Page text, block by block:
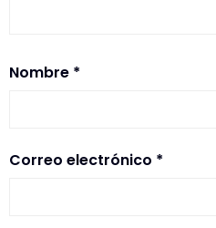
Nombre *
Correo electrónico *